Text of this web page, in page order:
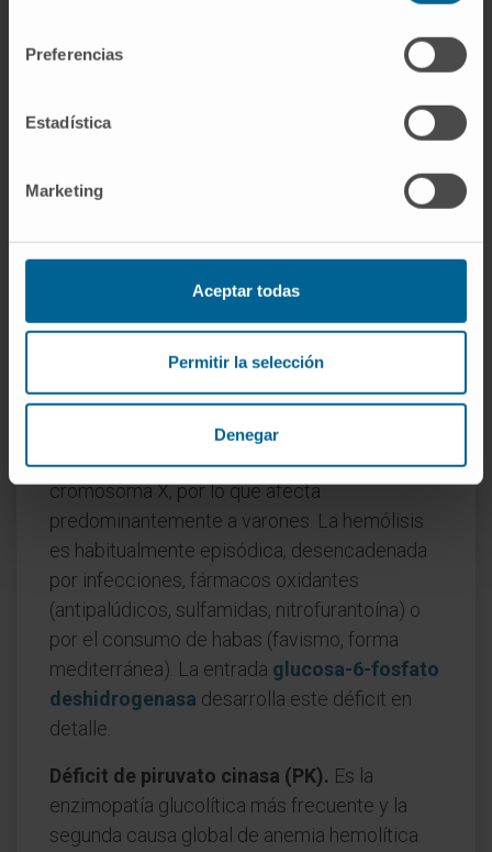
Preferencias
Estadística
Marketing
Aceptar todas
Permitir la selección
Denegar
afectado.
deshidrogenasa (G6PD).
Es la enzimopatía
calcula que afecta a unos 400 millones de
endémicas de malaria (el déficit confiere
cierta protección frente alPlasmodium
enzima de la vía de las pentosas fosfato y
resulta imprescindible para generar NADPH,
el cofactor que protege al hematíe del estrés
oxidativo. Su déficit es hereditario ligado al
cromosoma X, por lo que afecta
predominantemente a varones. La hemólisis
es habitualmente episódica, desencadenada
por infecciones, fármacos oxidantes
(antipalúdicos, sulfamidas, nitrofurantoína) o
por el consumo de habas (favismo, forma
mediterránea). La entrada glucosa-6-fosfato
deshidrogenasa desarrolla este déficit en
detalle.
Déficit de piruvato cinasa (PK). Es la
enzimopatía glucolítica más frecuente y la
segunda causa global de anemia hemolítica